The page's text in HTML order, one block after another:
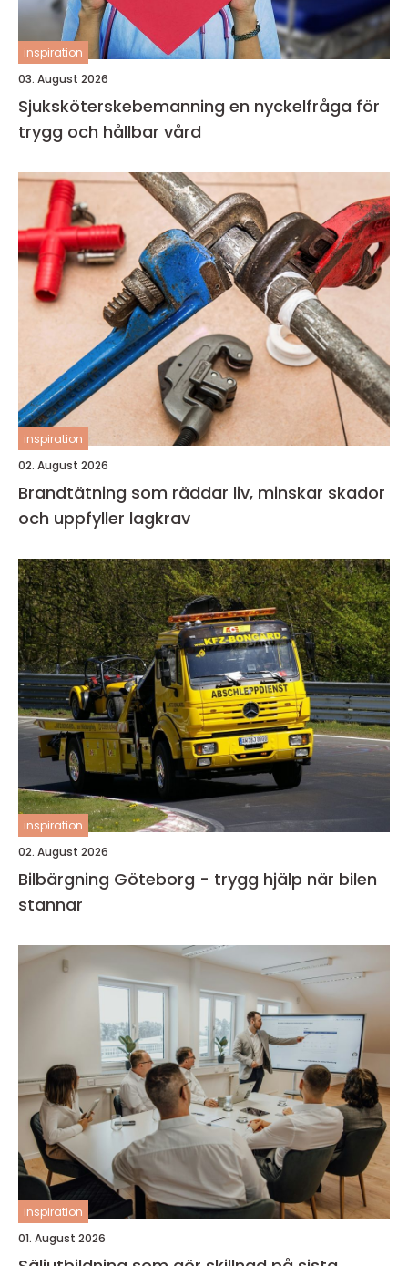
inspiration
03. August 2026
Sjuksköterskebemanning en nyckelfråga för
trygg och hållbar vård
inspiration
02. August 2026
Brandtätning som räddar liv, minskar skador
och uppfyller lagkrav
inspiration
02. August 2026
Bilbärgning Göteborg - trygg hjälp när bilen
stannar
inspiration
01. August 2026